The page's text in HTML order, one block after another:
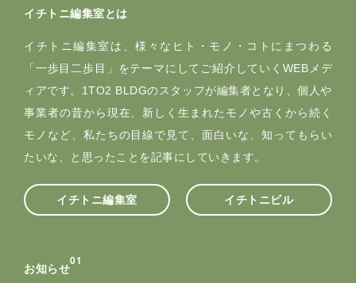
イチトニ編集室とは
イチトニ編集室は、様々なヒト・モノ・コトにまつわる
「一歩目二歩目」をテーマにしてご紹介していくWEBメデ
ィアです。1TO2 BLDGのスタッフが編集者となり、個人や
事業者の昔から現在、新しく生まれたモノや古くから続く
モノなど、私たちの目線で見て、面白いな、知ってもらい
たいな、と思ったことを記事にしていきます。
イチトニ編集室 イチトニビル
お知らせ
01